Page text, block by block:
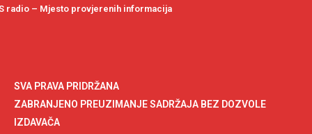
radio – Mjesto provjerenih informacija
SVA PRAVA PRIDRŽANA
ZABRANJENO PREUZIMANJE SADRŽAJA BEZ DOZVOLE
IZDAVAČA